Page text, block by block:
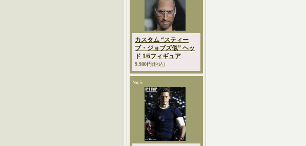
カスタム “スティー
ブ・ジョブズ似” ヘッ
ド 1/6フィギュア
9,980円(税込)
No.5